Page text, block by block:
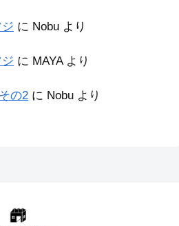
に Nobu より
に MAYAより
の2 に Nobu より